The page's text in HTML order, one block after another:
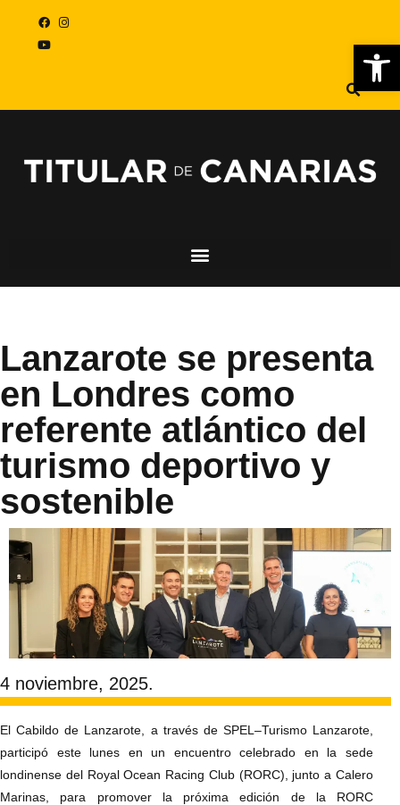
Lanzarote se presenta
en Londres como
referente atlántico del
turismo deportivo y
sostenible
4 noviembre, 2025.
El Cabildo de Lanzarote, a través de SPEL–Turismo Lanzarote,
participó este lunes en un encuentro celebrado en la sede
londinense del Royal Ocean Racing Club (RORC), junto a Calero
Marinas, para promover la próxima edición de la RORC